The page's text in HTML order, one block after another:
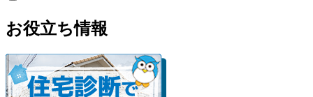
お役立ち情報